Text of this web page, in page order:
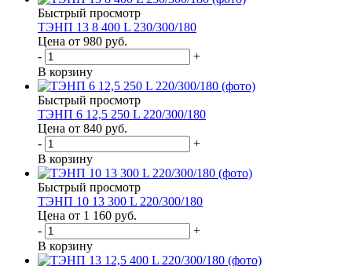
Быстрый просмотр
ТЭНП 13 8 400 L 230/300/180
Цена от 980 руб.
-
+
В корзину
Быстрый просмотр
ТЭНП 6 12,5 250 L 220/300/180
Цена от 840 руб.
-
+
В корзину
Быстрый просмотр
ТЭНП 10 13 300 L 220/300/180
Цена от 1 160 руб.
-
+
В корзину